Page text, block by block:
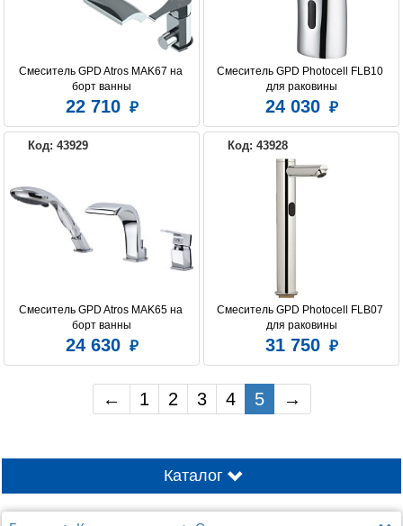
Смеситель GPD Atros MAK67 на
борт ванны
22 710
Смеситель GPD Photocell FLB10
для раковины
24 030
Код: 43929
Смеситель GPD Atros MAK65 на
борт ванны
24 630
Код: 43928
Смеситель GPD Photocell FLB07
для раковины
31 750
← 1 2 3 4 5 →
Каталог